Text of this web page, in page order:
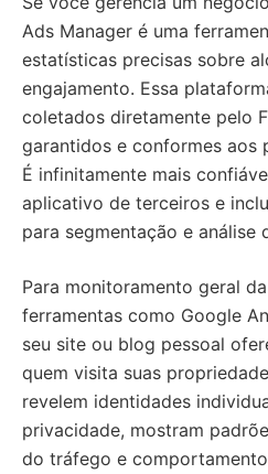
Ads Manager é uma
estatísticas precisas sobre
engajamento. Essa
coletados diretamente pelo
garantidos e conformes aos
É infinitamente mais
aplicativo de terceiros e
para segmentação e análise
Para monitoramento geral
ferramentas como Google
seu site ou blog pessoal
quem visita suas
revelem identidades
privacidade, mostram
do tráfego e